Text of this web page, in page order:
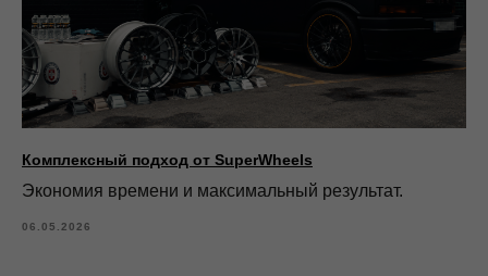
Комплексный подход от SuperWheels
Экономия времени и максимальный результат.
06.05.2026